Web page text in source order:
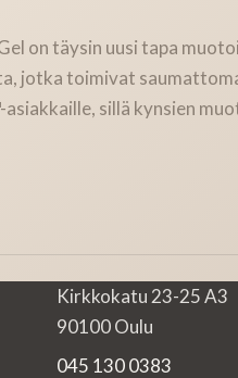
on täysin uusi tapa
jotka toimivat
sillä kynsien
Kirkkokatu 23-25 A3
90100 Oulu
045 130 0383